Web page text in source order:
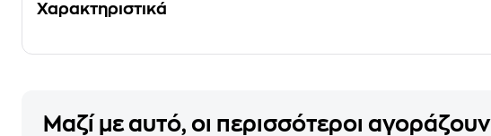
Χαρακτηριστικά
Μαζί με αυτό, οι περισσότεροι αγοράζουν